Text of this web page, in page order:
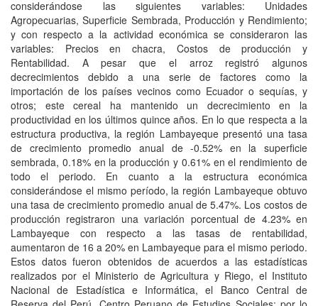
considerándose las siguientes variables: Unidades
Agropecuarias, Superficie Sembrada, Producción y Rendimiento;
y con respecto a la actividad económica se consideraron las
variables: Precios en chacra, Costos de producción y
Rentabilidad. A pesar que el arroz registró algunos
decrecimientos debido a una serie de factores como la
importación de los países vecinos como Ecuador o sequías, y
otros; este cereal ha mantenido un decrecimiento en la
productividad en los últimos quince años. En lo que respecta a la
estructura productiva, la región Lambayeque presentó una tasa
de crecimiento promedio anual de -0.52% en la superficie
sembrada, 0.18% en la producción y 0.61% en el rendimiento de
todo el periodo. En cuanto a la estructura económica
considerándose el mismo período, la región Lambayeque obtuvo
una tasa de crecimiento promedio anual de 5.47%. Los costos de
producción registraron una variación porcentual de 4.23% en
Lambayeque con respecto a las tasas de rentabilidad,
aumentaron de 16 a 20% en Lambayeque para el mismo periodo.
Estos datos fueron obtenidos de acuerdos a las estadísticas
realizados por el Ministerio de Agricultura y Riego, el Instituto
Nacional de Estadística e Informática, el Banco Central de